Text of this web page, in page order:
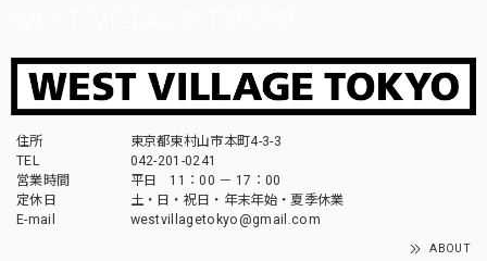
住所
東京都東村山市本町4-3-3
TEL
042-201-0241
営業時間
平日 11：00 － 17：00
定休日
土・日・祝日・年末年始・夏季休業
E-mail
westvillagetokyo@gmail.com
ABOUT